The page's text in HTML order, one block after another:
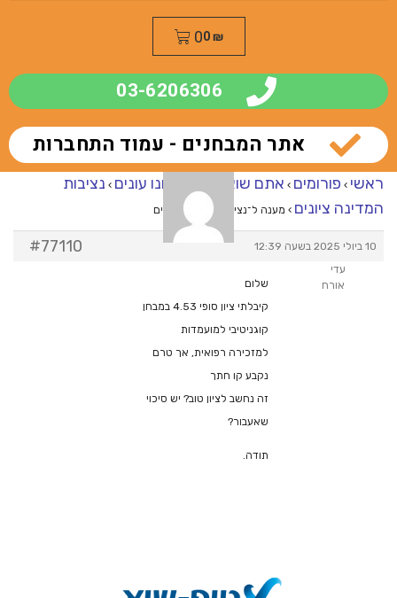
0₪
0
03-6206306
אתר המבחנים - עמוד התחברות
ראשי › פורומים › אתם שואלים – אנחנו עונים › נציבות
המדינה ציונים › מענה ל־נציבות המדינה ציונים
10 ביולי 2025 בשעה 12:39 #77110
עדי
אורח
שלום
קיבלתי ציון סופי 4.53 במבחן
קוגניטיבי למועמדות
למזכירה רפואית, אך טרם
נקבע קו חתך
זה נחשב לציון טוב? יש סיכוי
שאעבור?
תודה.